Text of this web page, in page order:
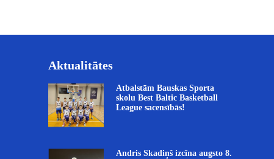
Aktualitātes
Atbalstām Bauskas Sporta
skolu Best Baltic Basketball
League sacensībās!
Andris Skadiņš izcīna augsto 8.